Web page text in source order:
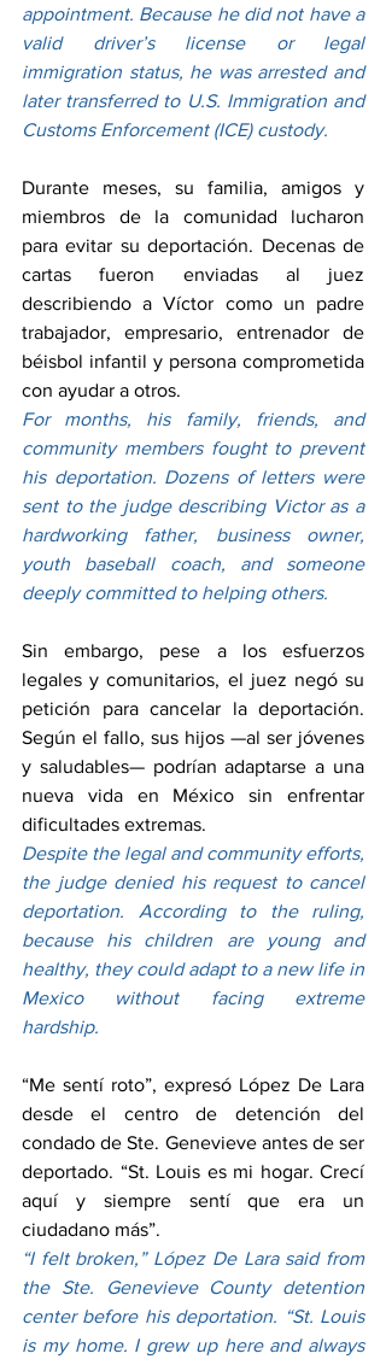
appointment. Because he did not have a
valid driver’s license or legal
immigration status, he was arrested and
later transferred to U.S. Immigration and
Customs Enforcement (ICE) custody.
Durante meses, su familia, amigos y
miembros de la comunidad lucharon
para evitar su deportación. Decenas de
cartas fueron enviadas al juez
describiendo a Víctor como un padre
trabajador, empresario, entrenador de
béisbol infantil y persona comprometida
con ayudar a otros.
For months, his family, friends, and
community members fought to prevent
his deportation. Dozens of letters were
sent to the judge describing Victor as a
hardworking father, business owner,
youth baseball coach, and someone
deeply committed to helping others.
Sin embargo, pese a los esfuerzos
legales y comunitarios, el juez negó su
petición para cancelar la deportación.
Según el fallo, sus hijos —al ser jóvenes
y saludables— podrían adaptarse a una
nueva vida en México sin enfrentar
dificultades extremas.
Despite the legal and community efforts,
the judge denied his request to cancel
deportation. According to the ruling,
because his children are young and
healthy, they could adapt to a new life in
Mexico without facing extreme
hardship.
“Me sentí roto”, expresó López De Lara
desde el centro de detención del
condado de Ste. Genevieve antes de ser
deportado. “St. Louis es mi hogar. Crecí
aquí y siempre sentí que era un
ciudadano más”.
“I felt broken,” López De Lara said from
the Ste. Genevieve County detention
center before his deportation. “St. Louis
is my home. I grew up here and always